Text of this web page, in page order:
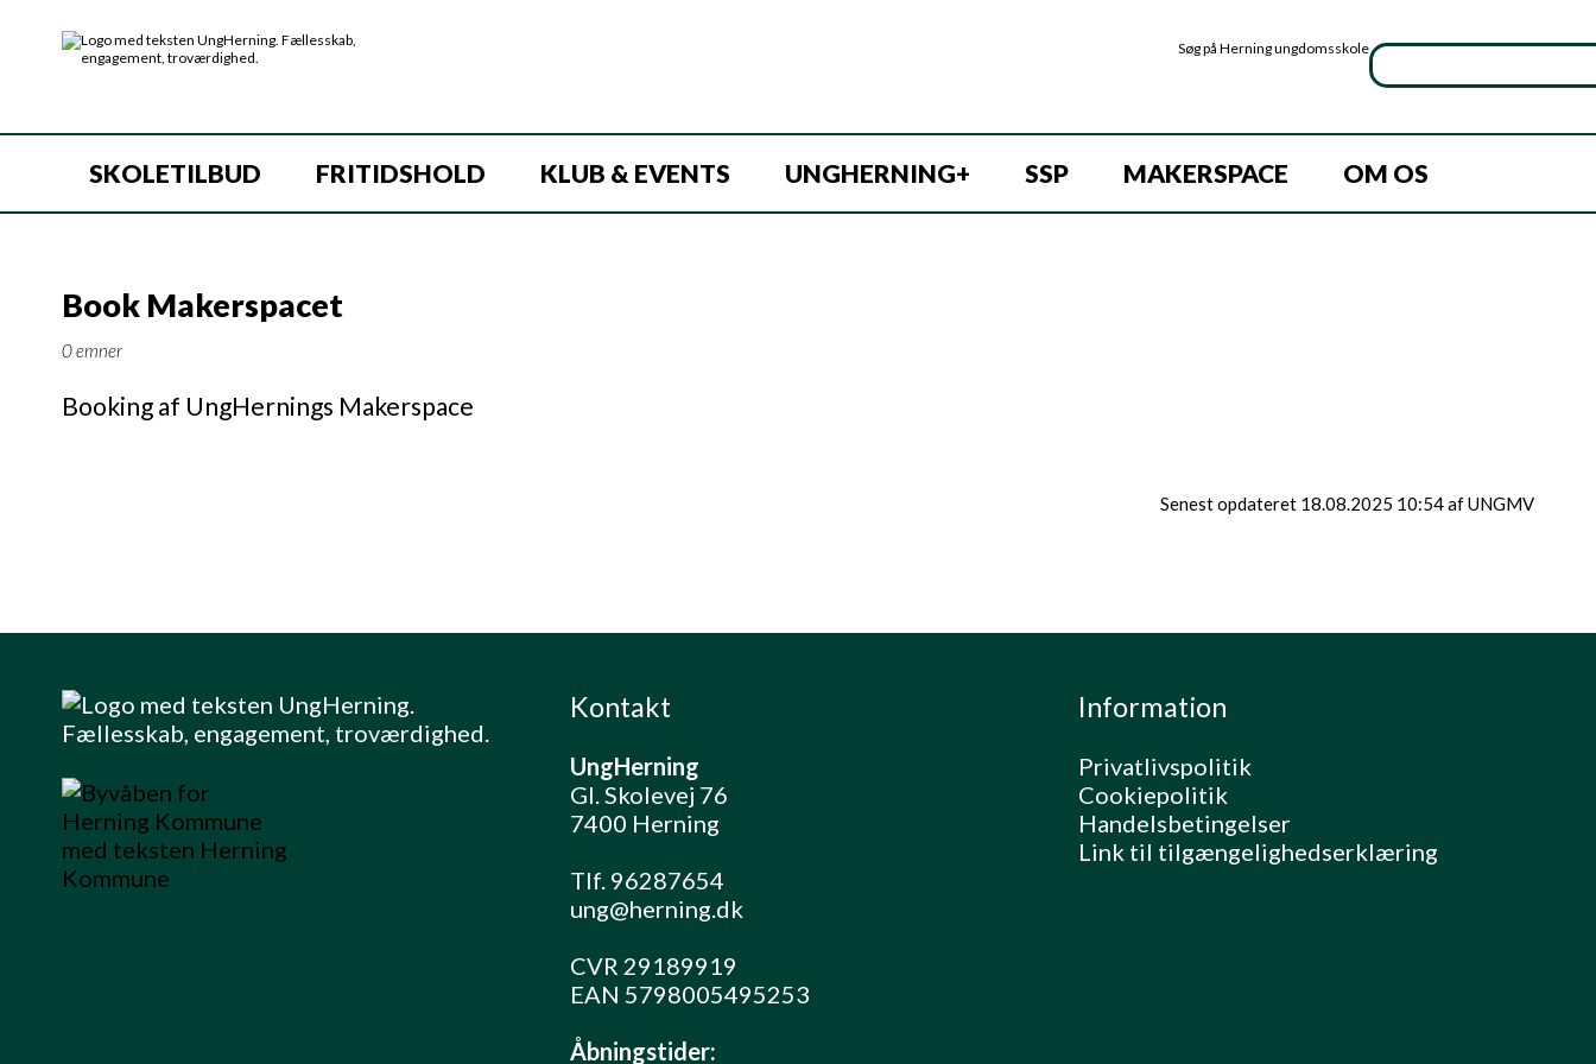
Søg på Herning ungdomsskole
SKOLETILBUD FRITIDSHOLD KLUB & EVENTS UNGHERNING+ SSP MAKERSPACE OM OS
Book Makerspacet
0 emner
Booking af UngHernings Makerspace
Senest opdateret 18.08.2025 10:54 af UNGMV
Kontakt
UngHerning
Gl. Skolevej 76
7400 Herning
Tlf. 96287654
ung@herning.dk
CVR 29189919
EAN 5798005495253
Åbningstider:
Information
Privatlivspolitik
Cookiepolitik
Handelsbetingelser
Link til tilgængelighedserklæring